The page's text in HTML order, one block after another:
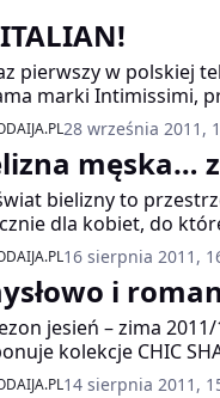
pierwszy w polskiej
marki Intimissimi,
Super Push-up.
Irina Shayk, która
28 września 2011,
męska…
bielizny to
dla kobiet, do
Od teraz płeć
16 sierpnia 2011,
i
jesień – zima
kolekcje CHIC
oraz BURLESQUE
14 sierpnia 2011,